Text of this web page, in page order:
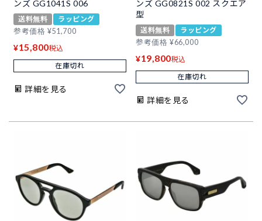
ンズ GG1041S 006
送料無料
ラッピング
参考価格 ¥51,700
¥15,800税込
在庫切れ
詳細を見る
ンズ GG0821S 002 スクエア
型
送料無料
ラッピング
参考価格 ¥66,000
¥19,800税込
在庫切れ
詳細を見る